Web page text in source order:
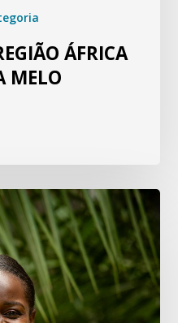
ÁFRICA
MELO